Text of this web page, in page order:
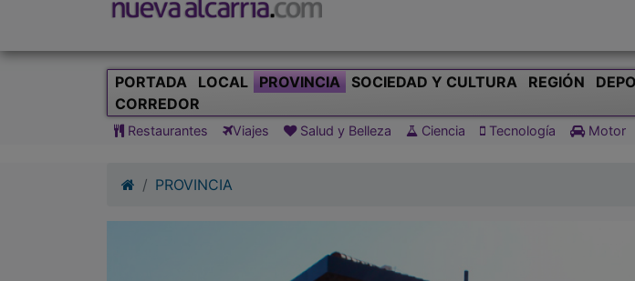
PORTADA LOCAL PROVINCIA
Restaurantes Viajes Salud y Belleza Ciencia Tecnología Motor
PROVINCIA